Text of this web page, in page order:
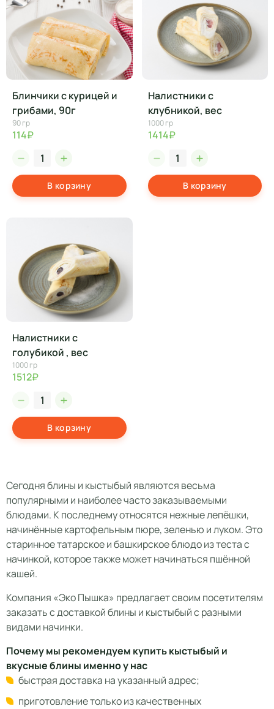
Блинчики с курицей и
грибами, 90г
90 гр
114₽
В корзину
Налистники с
клубникой, вес
1000 гр
1414₽
В корзину
Налистники с
голубикой , вес
1000 гр
1512₽
В корзину
Сегодня блины и кыстыбый являются весьма
популярными и наиболее часто заказываемыми
блюдами. К последнему относятся нежные лепёшки,
начинённые картофельным пюре, зеленью и луком. Это
старинное татарское и башкирское блюдо из теста с
начинкой, которое также может начинаться пшённой
кашей.
Компания «Эко Пышка» предлагает своим посетителям
заказать с доставкой блины и кыстыбый с разными
видами начинки.
Почему мы рекомендуем купить кыстыбый и
вкусные блины именно у нас
быстрая доставка на указанный адрес;
приготовление только из качественных